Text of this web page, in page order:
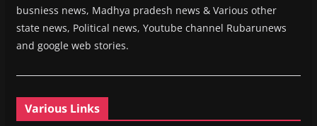
busniess news, Madhya pradesh news & Various other
state news, Political news, Youtube channel Rubarunews
and google web stories.
Various Links